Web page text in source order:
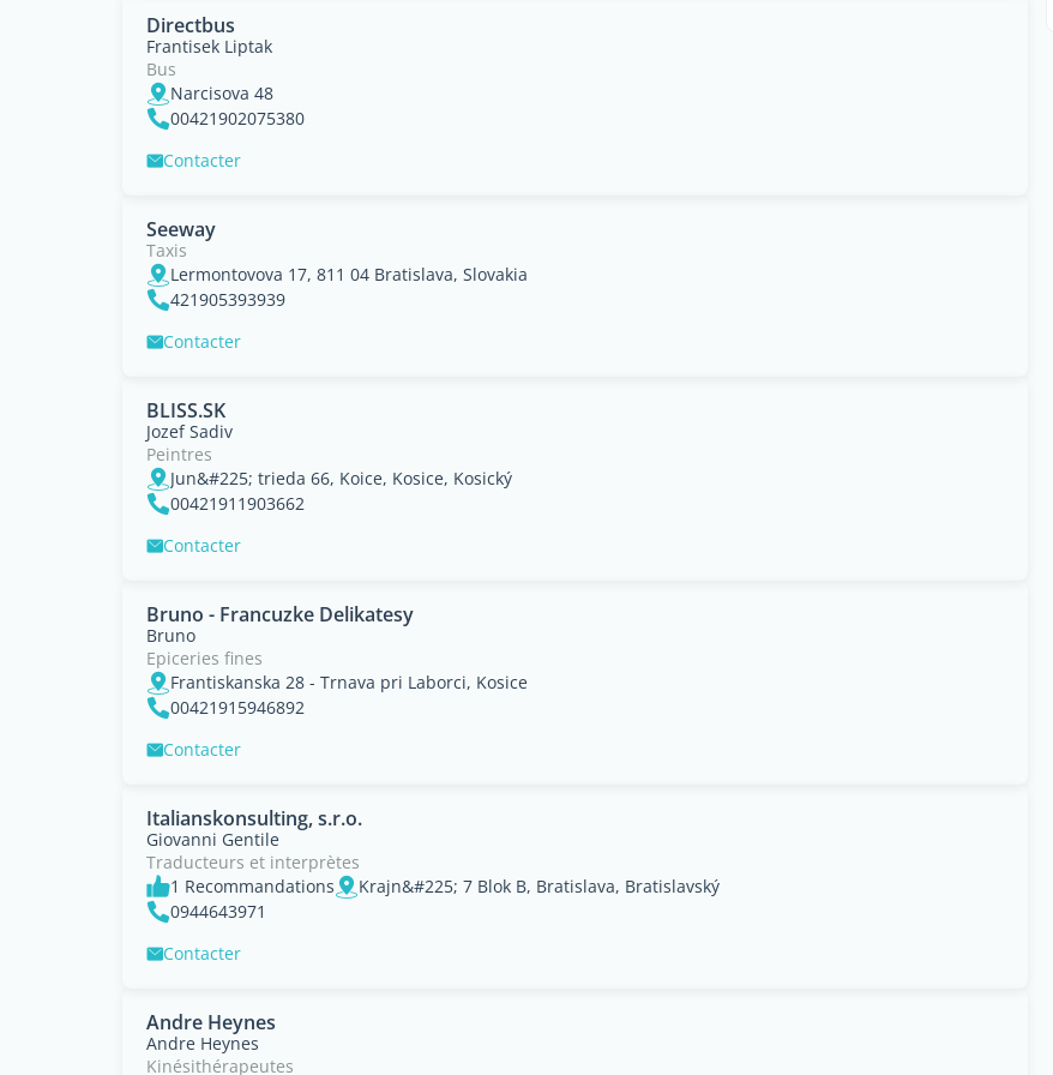
Directbus
Frantisek Liptak
Bus
Narcisova 48
00421902075380
Contacter
Seeway
Taxis
Lermontovova 17, 811 04 Bratislava, Slovakia
421905393939
Contacter
BLISS.SK
Jozef Sadiv
Peintres
Jun&#225; trieda 66, Koice, Kosice, Kosický
00421911903662
Contacter
Bruno - Francuzke Delikatesy
Bruno
Epiceries fines
Frantiskanska 28 - Trnava pri Laborci, Kosice
00421915946892
Contacter
Italianskonsulting, s.r.o.
Giovanni Gentile
Traducteurs et interprètes
1 Recommandations
Krajn&#225; 7 Blok B, Bratislava, Bratislavský
0944643971
Contacter
Andre Heynes
Andre Heynes
Kinésithérapeutes